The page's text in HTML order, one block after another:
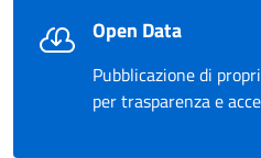
Open Data
Pubblicazione di
per trasparenza e